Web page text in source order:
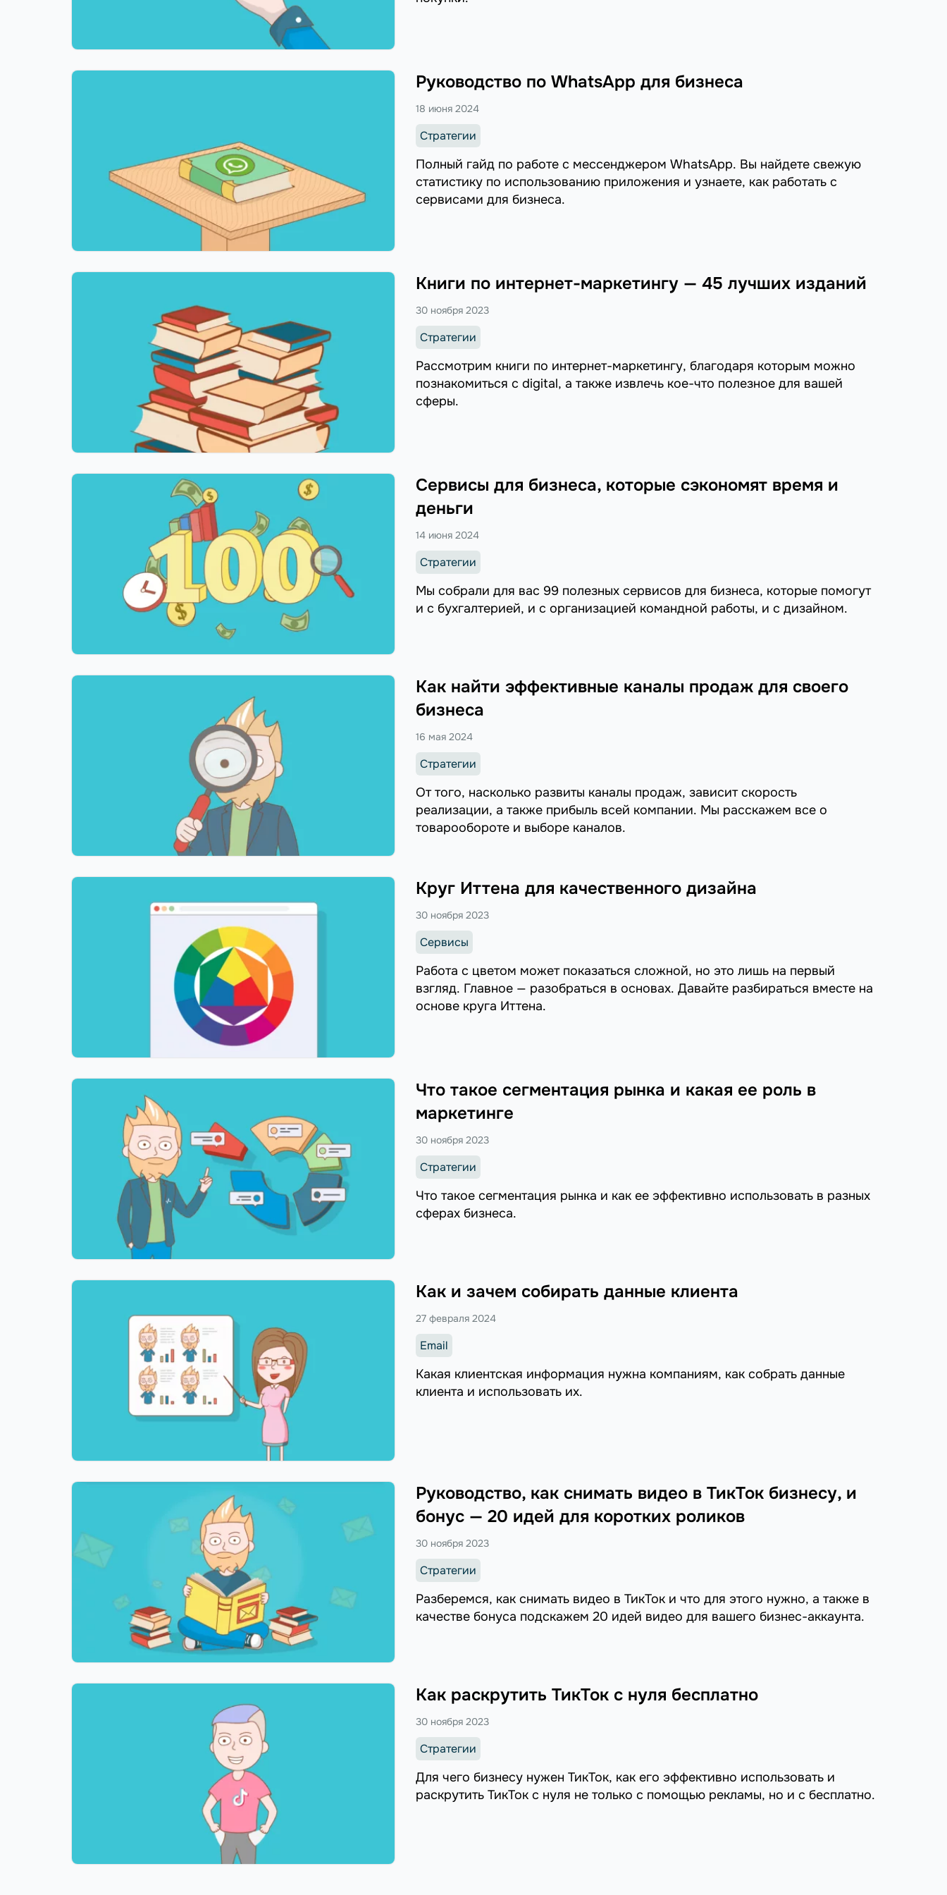
Руководство по WhatsApp для бизнеса
18 июня 2024
Стратегии
Полный гайд по работе с мессенджером WhatsApp. Вы найдете свежую
статистику по использованию приложения и узнаете, как работать с
сервисами для бизнеса.
Книги по интернет-маркетингу — 45 лучших изданий
30 ноября 2023
Стратегии
Рассмотрим книги по интернет-маркетингу, благодаря которым можно
познакомиться с digital, а также извлечь кое-что полезное для вашей
сферы.
Сервисы для бизнеса, которые сэкономят время и
деньги
14 июня 2024
Стратегии
Мы собрали для вас 99 полезных сервисов для бизнеса, которые помогут
и с бухгалтерией, и с организацией командной работы, и с дизайном.
Как найти эффективные каналы продаж для своего
бизнеса
16 мая 2024
Стратегии
От того, насколько развиты каналы продаж, зависит скорость
реализации, а также прибыль всей компании. Мы раcскажем все о
товарообороте и выборе каналов.
Круг Иттена для качественного дизайна
30 ноября 2023
Сервисы
Работа с цветом может показаться сложной, но это лишь на первый
взгляд. Главное — разобраться в основах. Давайте разбираться вместе на
основе круга Иттена.
Что такое сегментация рынка и какая ее роль в
маркетинге
30 ноября 2023
Стратегии
Что такое сегментация рынка и как ее эффективно использовать в разных
сферах бизнеса.
Как и зачем собирать данные клиента
27 февраля 2024
Email
Какая клиентская информация нужна компаниям, как собрать данные
клиента и использовать их.
Руководство, как снимать видео в ТикТок бизнесу, и
бонус — 20 идей для коротких роликов
30 ноября 2023
Стратегии
Разберемся, как снимать видео в ТикТок и что для этого нужно, а также в
качестве бонуса подскажем 20 идей видео для вашего бизнес-аккаунта.
Как раскрутить ТикТок с нуля бесплатно
30 ноября 2023
Стратегии
Для чего бизнесу нужен ТикТок, как его эффективно использовать и
раскрутить ТикТок с нуля не только с помощью рекламы, но и с бесплатно.